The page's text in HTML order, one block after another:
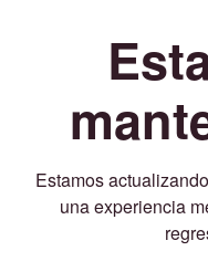
Estamos
una experiencia